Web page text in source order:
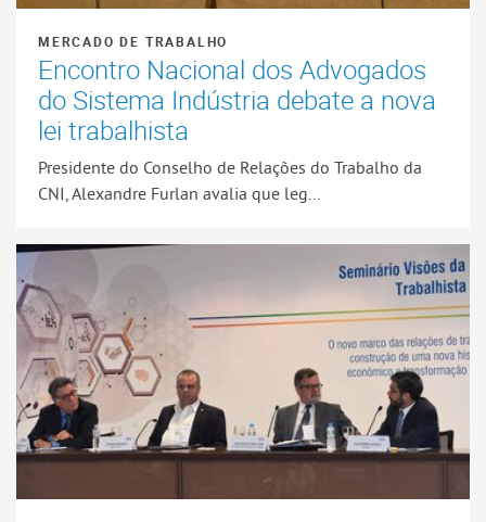
MERCADO DE TRABALHO
Encontro Nacional dos Advogados
do Sistema Indústria debate a nova
lei trabalhista
Presidente do Conselho de Relações do Trabalho da
CNI, Alexandre Furlan avalia que leg...